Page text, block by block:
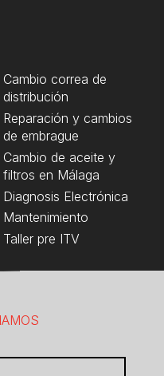
Cambio correa de
distribución
Reparación y cambios
de embrague
Cambio de aceite y
filtros en Málaga
Diagnosis Electrónica
Mantenimiento
Taller pre ITV